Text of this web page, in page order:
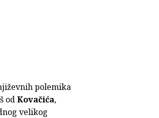
polemika
odKovačića,
velikog